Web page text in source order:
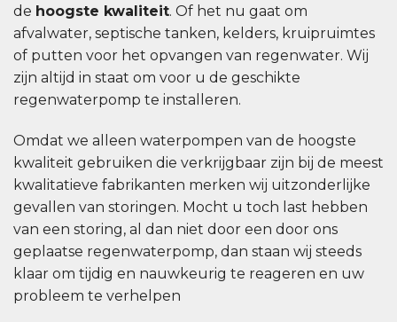
de hoogste kwaliteit. Of het nu gaat om
afvalwater, septische tanken, kelders, kruipruimtes
of putten voor het opvangen van regenwater. Wij
zijn altijd in staat om voor u de geschikte
regenwaterpomp te installeren.
Omdat we alleen waterpompen van de hoogste
kwaliteit gebruiken die verkrijgbaar zijn bij de meest
kwalitatieve fabrikanten merken wij uitzonderlijke
gevallen van storingen. Mocht u toch last hebben
van een storing, al dan niet door een door ons
geplaatse regenwaterpomp, dan staan ​​wij steeds
klaar om tijdig en nauwkeurig te reageren en uw
probleem te verhelpen